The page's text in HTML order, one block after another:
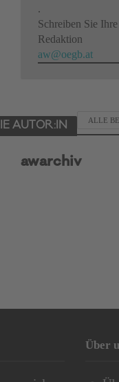
.
Schreiben Sie
Redaktion
aw@oegb.at
AUTOR:IN
ALLE
awarchiv
Über